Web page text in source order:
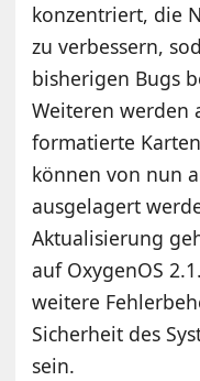
konzentriert, die
zu verbessern,
bisherigen Bugs
Weiteren werden
formatierte
können von nun
ausgelagert
Aktualisierung
auf OxygenOS
weitere
Sicherheit des
sein.